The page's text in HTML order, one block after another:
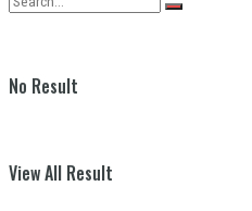
No Result
View All Result